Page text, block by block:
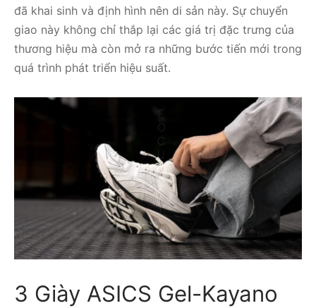
đã khai sinh và định hình nên di sản này. Sự chuyển
giao này không chỉ thắp lại các giá trị đặc trưng của
thương hiệu mà còn mở ra những bước tiến mới trong
quá trình phát triển hiệu suất.
3 Giày ASICS Gel-Kayano